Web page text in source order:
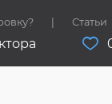
Статьи